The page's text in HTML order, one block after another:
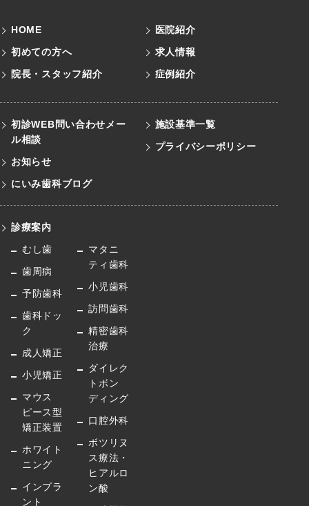
HOME
初めての方へ
院長・スタッフ紹介
医院紹介
求人情報
症例紹介
初診WEB問い合わせメー
ル相談
お知らせ
にいみ歯科ブログ
施設基準一覧
プライバシーポリシー
診療案内
むし歯
歯周病
予防歯科
歯科ドッ
ク
成人矯正
小児矯正
マウス
ピース型
矯正装置
ホワイト
ニング
インプラ
ント
マタニ
ティ歯科
小児歯科
訪問歯科
精密歯科
治療
ダイレク
トボン
ディング
口腔外科
ボツリヌ
ス療法・
ヒアルロ
ン酸